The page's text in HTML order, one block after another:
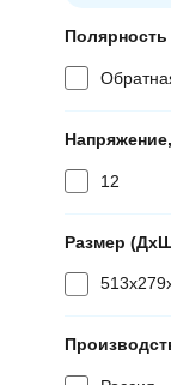
Полярность
12
Размер